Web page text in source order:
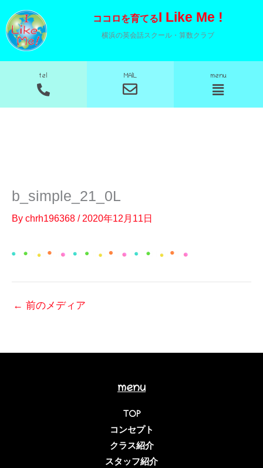
容
を
ス
ココロを育てるI Like Me !
横浜の英会話スクール・算数クラブ
tel
メ
ニ
ュ
MAIL menu
メ
ニ
ュ
b_simple_21_0L
By chrh196368 / 2020年12月11日
← 前のメディア
menu
TOP
コンセプト
クラス紹介
スタッフ紹介